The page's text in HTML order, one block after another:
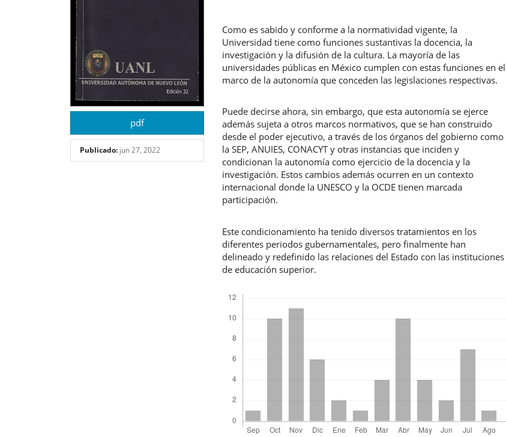
pdf
Publicado: jun 27, 2022
Como es sabido y conforme a la normatividad vigente, la
Universidad tiene como funciones sustantivas la docencia, la
investigación y la difusión de la cultura. La mayoría de las
universidades públicas en México cumplen con estas funciones en el
marco de la autonomía que conceden las legislaciones respectivas.
Puede decirse ahora, sin embargo, que esta autonomía se ejerce
además sujeta a otros marcos normativos, que se han construido
desde el poder ejecutivo, a través de los órganos del gobierno como
la SEP, ANUIES, CONACYT y otras instancias que inciden y
condicionan la autonomía como ejercicio de la docencia y la
investigación. Estos cambios además ocurren en un contexto
internacional donde la UNESCO y la OCDE tienen marcada
participación.
Este condicionamiento ha tenido diversos tratamientos en los
diferentes periodos gubernamentales, pero finalmente han
delineado y redefinido las relaciones del Estado con las instituciones
de educación superior.